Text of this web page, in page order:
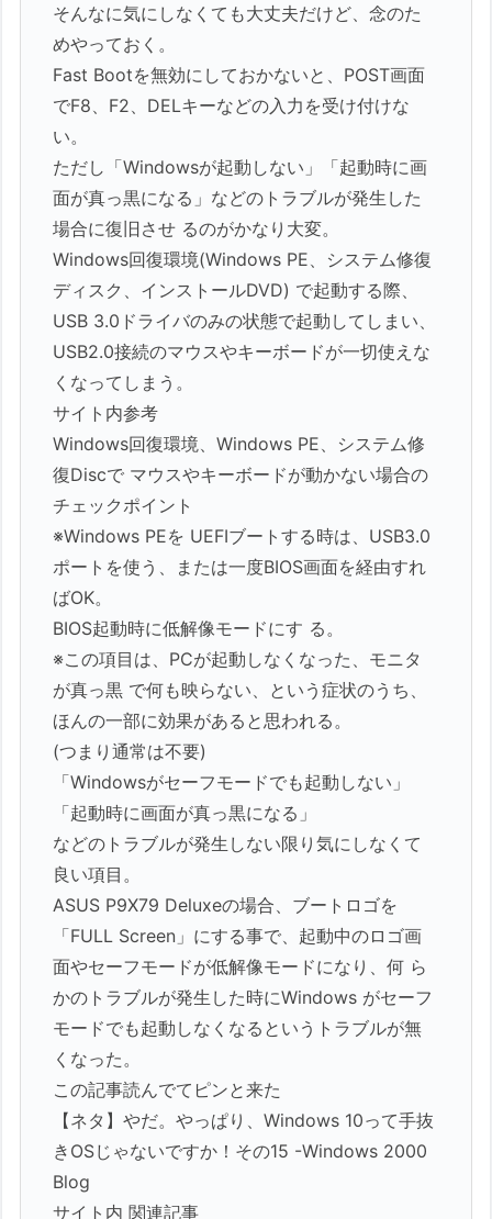
そんなに気にしなくても大丈夫だけど、念のた
めやっておく。
Fast Bootを無効にしておかないと、POST画面
でF8、F2、DELキーなどの入力を受け付けな
い。
ただし「Windowsが起動しない」「起動時に画
面が真っ黒になる」などのトラブルが発生した
場合に復旧させ るのがかなり大変。
Windows回復環境(Windows PE、システム修復
ディスク、インストールDVD) で起動する際、
USB 3.0ドライバのみの状態で起動してしまい、
USB2.0接続のマウスやキーボードが一切使えな
くなってしまう。
サイト内参考
Windows回復環境、Windows PE、システム修
復Discで マウスやキーボードが動かない場合の
チェックポイント
※Windows PEを UEFIブートする時は、USB3.0
ポートを使う、または一度BIOS画面を経由すれ
ばOK。
BIOS起動時に低解像モードにす る。
※この項目は、PCが起動しなくなった、モニタ
が真っ黒 で何も映らない、という症状のうち、
ほんの一部に効果があると思われる。
(つまり通常は不要)
「Windowsがセーフモードでも起動しない」
「起動時に画面が真っ黒になる」
などのトラブルが発生しない限り気にしなくて
良い項目。
ASUS P9X79 Deluxeの場合、ブートロゴを
「FULL Screen」にする事で、起動中のロゴ画
面やセーフモードが低解像モードになり、何 ら
かのトラブルが発生した時にWindows がセーフ
モードでも起動しなくなるというトラブルが無
くなった。
この記事読んでてピンと来た
【ネタ】やだ。やっぱり、Windows 10って手抜
きOSじゃないですか！その15 -Windows 2000
Blog
サイト内 関連記事